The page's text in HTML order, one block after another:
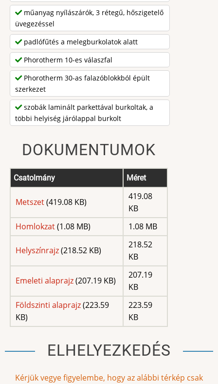
műanyag nyílászárók, 3 rétegű, hőszigetelő
üvegezéssel
padlófűtés a melegburkolatok alatt
Phorotherm 10-es válaszfal
Phorotherm 30-as falazóblokkból épült
szerkezet
szobák laminált parkettával burkoltak, a
többi helyiség járólappal burkolt
DOKUMENTUMOK
Csatolmány Méret
Metszet(419.08 KB)
419.08
KB
Homlokzat(1.08 MB) 1.08 MB
Helyszínrajz(218.52 KB)
218.52
KB
Emeleti alaprajz(207.19 KB)
207.19
KB
Földszinti alaprajz(223.59
KB)
223.59
KB
ELHELYEZKEDÉS
Kérjük vegye figyelembe, hogy az alábbi térkép csak